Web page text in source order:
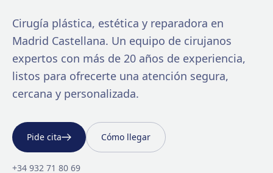
Cirugía plástica, estética y reparadora en
Madrid Castellana. Un equipo de cirujanos
expertos con más de 20 años de experiencia,
listos para ofrecerte una atención segura,
cercana y personalizada.
Pide cita Cómo llegar
+34 932 71 80 69